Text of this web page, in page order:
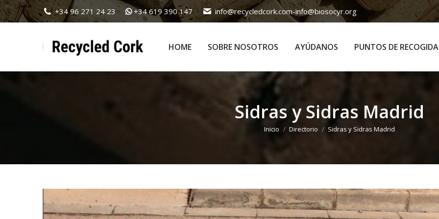
+34 96 271 24 23 +34 619 390 147 info@recycledcork.com-info@biosocyr.org
HOME SOBRE NOSOTROS AYÚDANOS PUNTOS DE RECOGIDA
Sidras y Sidras Madrid
Estás aquí:
Inicio Directorio Sidras y Sidras Madrid
HOME SOBRE NOSOTROS AYÚDANOS PUNTOS DE RECOGIDA